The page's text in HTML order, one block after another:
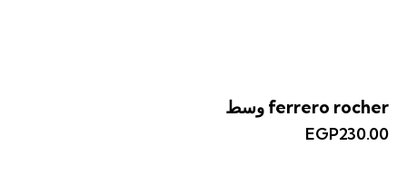
ferrero rocher وسط
EGP230.00